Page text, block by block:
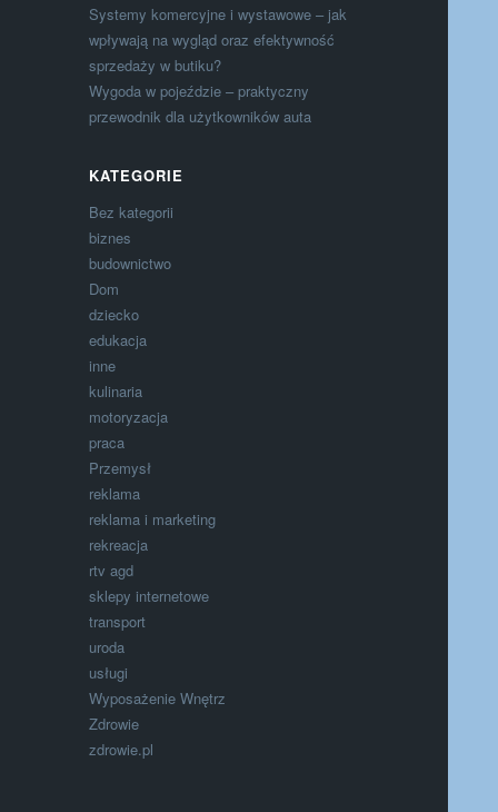
Systemy komercyjne i wystawowe – jak
wpływają na wygląd oraz efektywność
sprzedaży w butiku?
Wygoda w pojeździe – praktyczny
przewodnik dla użytkowników auta
KATEGORIE
Bez kategorii
biznes
budownictwo
Dom
dziecko
edukacja
inne
kulinaria
motoryzacja
praca
Przemysł
reklama
reklama i marketing
rekreacja
rtv agd
sklepy internetowe
transport
uroda
usługi
Wyposażenie Wnętrz
Zdrowie
zdrowie.pl